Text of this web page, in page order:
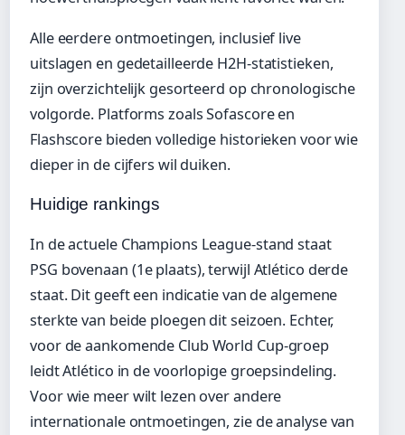
Alle eerdere ontmoetingen, inclusief live
uitslagen en gedetailleerde H2H-statistieken,
zijn overzichtelijk gesorteerd op chronologische
volgorde. Platforms zoals Sofascore en
Flashscore bieden volledige historieken voor wie
dieper in de cijfers wil duiken.
Huidige rankings
In de actuele Champions League-stand staat
PSG bovenaan (1e plaats), terwijl Atlético derde
staat. Dit geeft een indicatie van de algemene
sterkte van beide ploegen dit seizoen. Echter,
voor de aankomende Club World Cup-groep
leidt Atlético in de voorlopige groepsindeling.
Voor wie meer wilt lezen over andere
internationale ontmoetingen, zie de analyse van